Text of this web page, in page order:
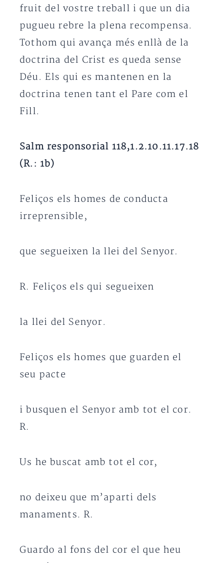
fruit del vostre treball i que un dia
pugueu rebre la plena recompensa.
Tothom qui avança més enllà de la
doctrina del Crist es queda sense
Déu. Els qui es mantenen en la
doctrina tenen tant el Pare com el
Fill.
Salm responsorial 118,1.2.10.11.17.18
(R.: 1b)
Feliços els homes de conducta
irreprensible,
que segueixen la llei del Senyor.
R. Feliços els qui segueixen
la llei del Senyor.
Feliços els homes que guarden el
seu pacte
i busquen el Senyor amb tot el cor.
R.
Us he buscat amb tot el cor,
no deixeu que m’aparti dels
manaments. R.
Guardo al fons del cor el que heu